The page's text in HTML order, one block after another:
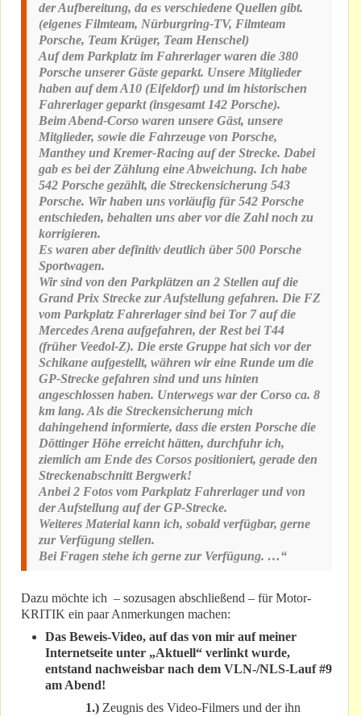
der Aufbereitung, da es verschiedene Quellen gibt.
(eigenes Filmteam, Nürburgring-TV, Filmteam
Porsche, Team Krüger, Team Henschel)
Auf dem Parkplatz im Fahrerlager waren die 380
Porsche unserer Gäste geparkt. Unsere Mitglieder
haben auf dem A10 (Eifeldorf) und im historischen
Fahrerlager geparkt (insgesamt 142 Porsche).
Beim Abend-Corso waren unsere Gäst, unsere
Mitglieder, sowie die Fahrzeuge von Porsche,
Manthey und Kremer-Racing auf der Strecke. Dabei
gab es bei der Zählung eine Abweichung. Ich habe
542 Porsche gezählt, die Streckensicherung 543
Porsche. Wir haben uns vorläufig für 542 Porsche
entschieden, behalten uns aber vor die Zahl noch zu
korrigieren.
Es waren aber definitiv deutlich über 500 Porsche
Sportwagen.
Wir sind von den Parkplätzen an 2 Stellen auf die
Grand Prix Strecke zur Aufstellung gefahren. Die FZ
vom Parkplatz Fahrerlager sind bei Tor 7 auf die
Mercedes Arena aufgefahren, der Rest bei T44
(früher Veedol-Z). Die erste Gruppe hat sich vor der
Schikane aufgestellt, währen wir eine Runde um die
GP-Strecke gefahren sind und uns hinten
angeschlossen haben. Unterwegs war der Corso ca. 8
km lang. Als die Streckensicherung mich
dahingehend informierte, dass die ersten Porsche die
Döttinger Höhe erreicht hätten, durchfuhr ich,
ziemlich am Ende des Corsos positioniert, gerade den
Streckenabschnitt Bergwerk!
Anbei 2 Fotos vom Parkplatz Fahrerlager und von
der Aufstellung auf der GP-Strecke.
Weiteres Material kann ich, sobald verfügbar, gerne
zur Verfügung stellen.
Bei Fragen stehe ich gerne zur Verfügung. …“
Dazu möchte ich – sozusagen abschließend – für Motor-
KRITIK ein paar Anmerkungen machen:
Das Beweis-Video, auf das von mir auf meiner
Internetseite unter „Aktuell“ verlinkt wurde,
entstand nachweisbar nach dem VLN-/NLS-Lauf #9
am Abend!
1.) Zeugnis des Video-Filmers und der ihn